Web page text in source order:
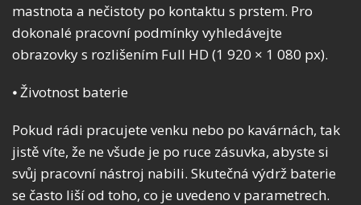
mastnota a nečistoty po kontaktu s prstem. Pro
dokonalé pracovní podmínky vyhledávejte
obrazovky s rozlišením Full HD (1 920 × 1 080 px).
⦁ Životnost baterie
Pokud rádi pracujete venku nebo po kavárnách, tak
jistě víte, že ne všude je po ruce zásuvka, abyste si
svůj pracovní nástroj nabili. Skutečná výdrž baterie
se často liší od toho, co je uvedeno v parametrech.